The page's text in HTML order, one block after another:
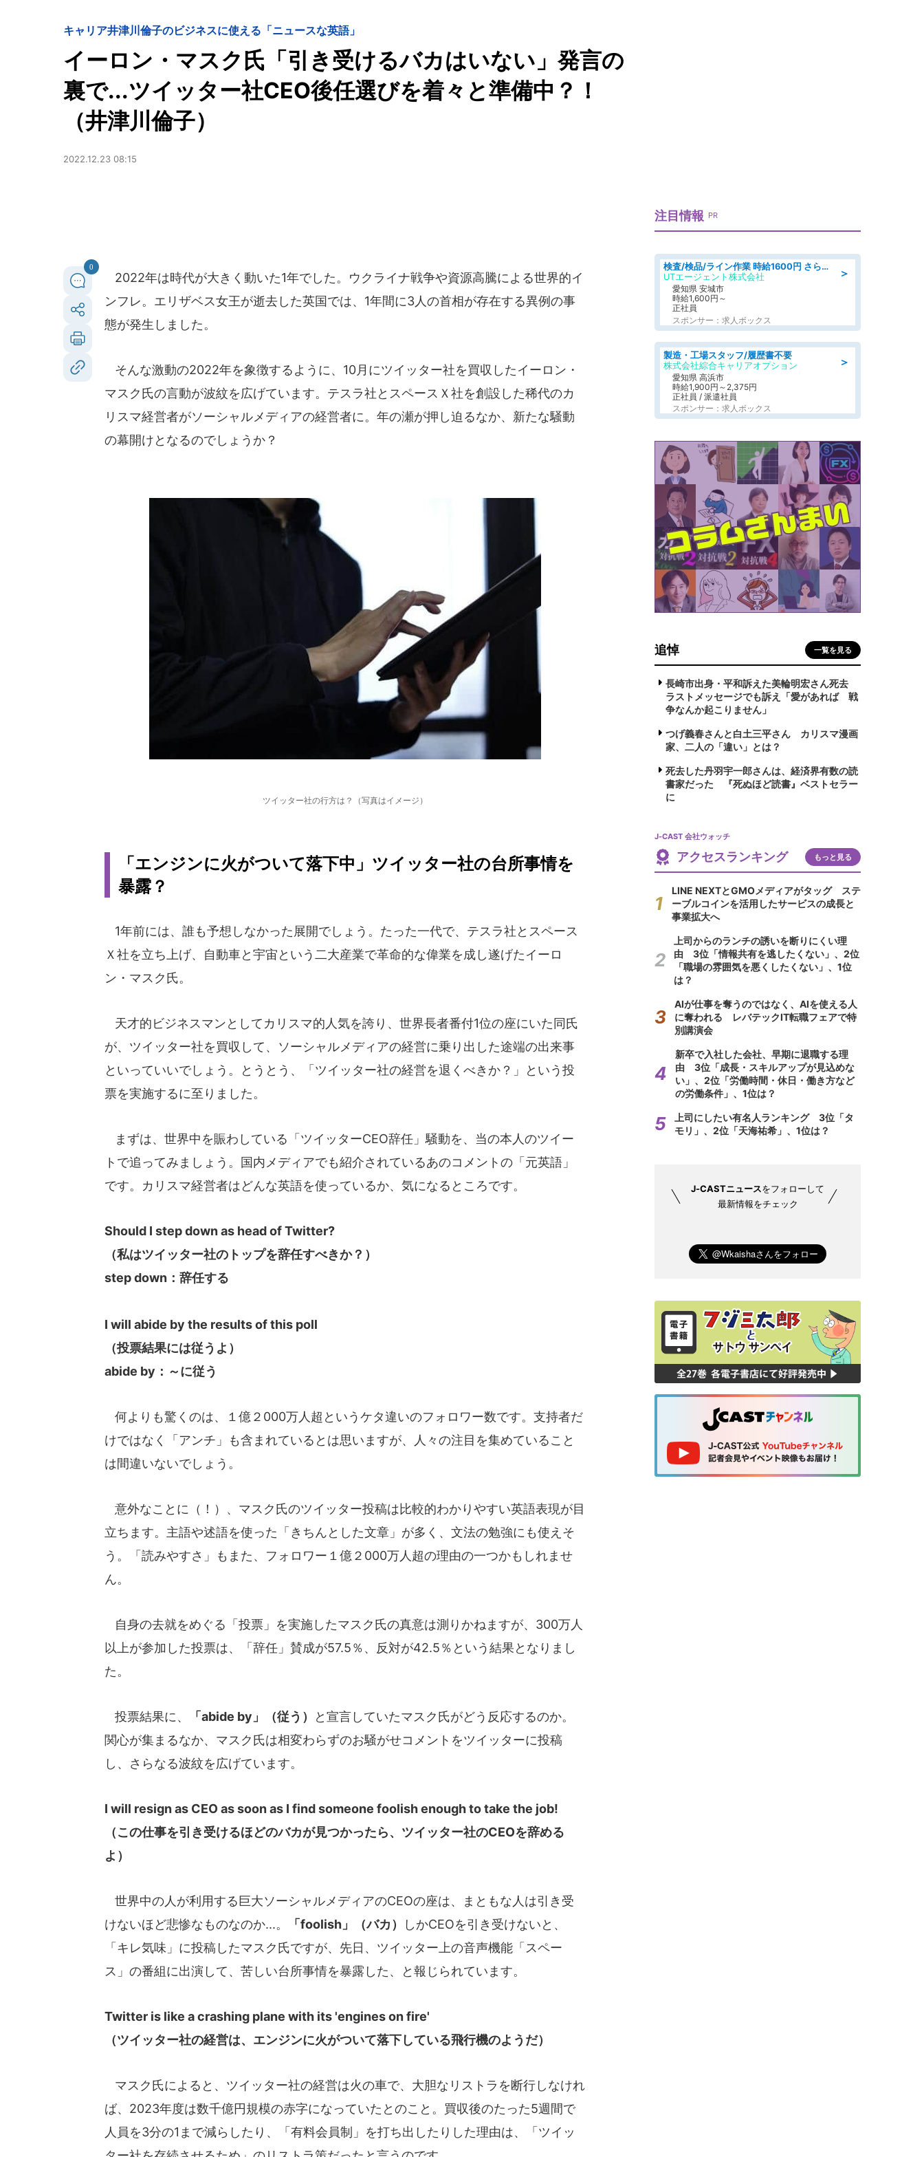
キャリア井津川倫子のビジネスに使える「ニュースな英語」
イーロン・マスク氏「引き受けるバカはいない」発言の
裏で...ツイッター社CEO後任選びを着々と準備中？！
（井津川倫子）
2022.12.23 08:15
0
2022年は時代が大きく動いた1年でした。ウクライナ戦争や資源高騰による世界的イ
ンフレ。エリザベス女王が逝去した英国では、1年間に3人の首相が存在する異例の事
態が発生しました。
そんな激動の2022年を象徴するように、10月にツイッター社を買収したイーロン・
マスク氏の言動が波紋を広げています。テスラ社とスペースＸ社を創設した稀代のカ
リスマ経営者がソーシャルメディアの経営者に。年の瀬が押し迫るなか、新たな騒動
の幕開けとなるのでしょうか？
ツイッター社の行方は？（写真はイメージ）
「エンジンに火がついて落下中」ツイッター社の台所事情を
暴露？
1年前には、誰も予想しなかった展開でしょう。たった一代で、テスラ社とスペース
Ｘ社を立ち上げ、自動車と宇宙という二大産業で革命的な偉業を成し遂げたイーロ
ン・マスク氏。
天才的ビジネスマンとしてカリスマ的人気を誇り、世界長者番付1位の座にいた同氏
が、ツイッター社を買収して、ソーシャルメディアの経営に乗り出した途端の出来事
といっていいでしょう。とうとう、「ツイッター社の経営を退くべきか？」という投
票を実施するに至りました。
まずは、世界中を賑わしている「ツイッターCEO辞任」騒動を、当の本人のツイー
トで追ってみましょう。国内メディアでも紹介されているあのコメントの「元英語」
です。カリスマ経営者はどんな英語を使っているか、気になるところです。
Should I step down as head of Twitter?
（私はツイッター社のトップを辞任すべきか？）
step down：辞任する
I will abide by the results of this poll
（投票結果には従うよ）
abide by：～に従う
何よりも驚くのは、１億２000万人超というケタ違いのフォロワー数です。支持者だ
けではなく「アンチ」も含まれているとは思いますが、人々の注目を集めていること
は間違いないでしょう。
意外なことに（！）、マスク氏のツイッター投稿は比較的わかりやすい英語表現が目
立ちます。主語や述語を使った「きちんとした文章」が多く、文法の勉強にも使えそ
う。「読みやすさ」もまた、フォロワー１億２000万人超の理由の一つかもしれませ
ん。
自身の去就をめぐる「投票」を実施したマスク氏の真意は測りかねますが、300万人
以上が参加した投票は、「辞任」賛成が57.5％、反対が42.5％という結果となりまし
た。
投票結果に、 「abide by」（従う）
と宣言していたマスク氏がどう反応するのか。
関心が集まるなか、マスク氏は相変わらずのお騒がせコメントをツイッターに投稿
し、さらなる波紋を広げています。
I will resign as CEO as soon as I find someone foolish enough to take the job!
（この仕事を引き受けるほどのバカが見つかったら、ツイッター社のCEOを辞める
よ）
世界中の人が利用する巨大ソーシャルメディアのCEOの座は、まともな人は引き受
けないほど悲惨なものなのか...。
「foolish」（バカ）
しかCEOを引き受けないと、
「キレ気味」に投稿したマスク氏ですが、先日、ツイッター上の音声機能「スペー
ス」の番組に出演して、苦しい台所事情を暴露した、と報じられています。
Twitter is like a crashing plane with its 'engines on fire'
（ツイッター社の経営は、エンジンに火がついて落下している飛行機のようだ）
マスク氏によると、ツイッター社の経営は火の車で、大胆なリストラを断行しなけれ
ば、2023年度は数千億円規模の赤字になっていたとのこと。買収後のたった5週間で
人員を3分の1まで減らしたり、「有料会員制」を打ち出したりした理由は、「ツイッ
注目情報 PR
＞
検査/検品/ライン作業 時給1600円 さら半年ごとに時給50円UP 検品·検査
UTエージェント株式会社
愛知県 安城市
時給1,600円～
正社員
スポンサー：求人ボックス
＞
製造・工場スタッフ/履歴書不要
株式会社綜合キャリアオプション
愛知県 高浜市
時給1,900円～2,375円
正社員 / 派遣社員
スポンサー：求人ボックス
追悼 一覧を見る
長崎市出身・平和訴えた美輪明宏さん死去
ラストメッセージでも訴え「愛があれば 戦
争なんか起こりません」
つげ義春さんと白土三平さん カリスマ漫画
家、二人の「違い」とは？
死去した丹羽宇一郎さんは、経済界有数の読
書家だった 『死ぬほど読書』ベストセラー
に
J-CAST 会社ウォッチ
アクセスランキング もっと見る
LINE NEXTとGMOメディアがタッグ ステ
ーブルコインを活用したサービスの成長と
事業拡大へ
上司からのランチの誘いを断りにくい理
由 3位「情報共有を逃したくない」、2位
「職場の雰囲気を悪くしたくない」、1位
は？
AIが仕事を奪うのではなく、AIを使える人
に奪われる レバテックIT転職フェアで特
別講演会
新卒で入社した会社、早期に退職する理
由 3位「成長・スキルアップが見込めな
い」、2位「労働時間・休日・働き方など
の労働条件」、1位は？
上司にしたい有名人ランキング 3位「タ
モリ」、2位「天海祐希」、1位は？
J-CASTニュースをフォローして
最新情報をチェック